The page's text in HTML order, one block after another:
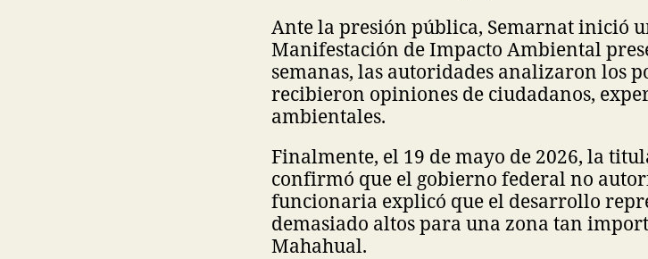
Ante la presión pública, Semarnat inició
Manifestación de Impacto Ambiental
semanas, las autoridades analizaron los
recibieron opiniones de ciudadanos,
ambientales.
Finalmente, el 19 de mayo de 2026, la
confirmó que el gobierno federal no
funcionaria explicó que el desarrollo
demasiado altos para una zona tan
Mahahual.